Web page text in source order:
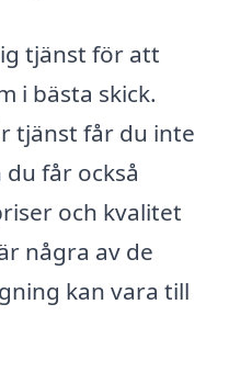
tjänst för att
i bästa skick.
tjänst får du inte
får också
och kvalitet
några av de
kan vara till